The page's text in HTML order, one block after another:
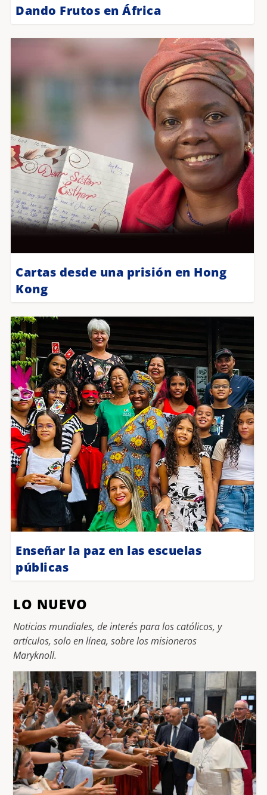
Dando Frutos en África
Cartas desde una prisión en Hong
Kong
Enseñar la paz en las escuelas
públicas
LO NUEVO
Noticias mundiales, de interés para los católicos, y
artículos, solo en línea, sobre los misioneros
Maryknoll.